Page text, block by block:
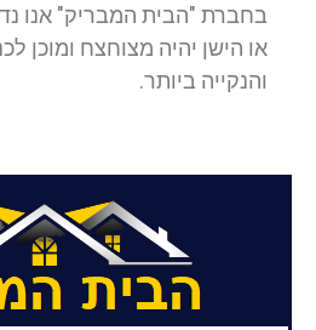
בחברת "הבית המבריק" אנו
או הישן יהיה מצוחצח ומוכן
והנקייה ביותר.